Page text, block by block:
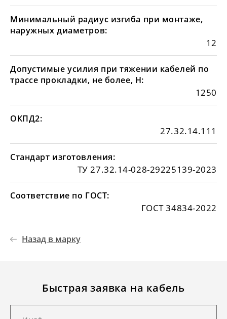
Минимальный радиус изгиба при монтаже,
наружных диаметров:
12
Допустимые усилия при тяжении кабелей по
трассе прокладки, не более, Н:
1250
ОКПД2:
27.32.14.111
Стандарт изготовления:
ТУ 27.32.14-028-29225139-2023
Соответствие по ГОСТ:
ГОСТ 34834-2022
Назад в марку
Быстрая заявка на кабель